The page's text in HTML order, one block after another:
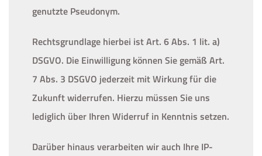
genutzte Pseudonym.
Rechtsgrundlage hierbei ist Art. 6 Abs. 1 lit. a)
DSGVO. Die Einwilligung können Sie gemäß Art.
7 Abs. 3 DSGVO jederzeit mit Wirkung für die
Zukunft widerrufen. Hierzu müssen Sie uns
lediglich über Ihren Widerruf in Kenntnis setzen.
Darüber hinaus verarbeiten wir auch Ihre IP-